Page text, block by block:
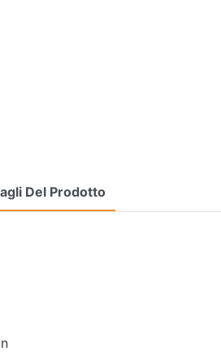
Del Prodotto